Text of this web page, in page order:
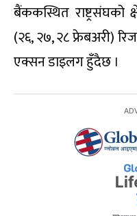
बैंककस्थित राष्ट्रसंघको
(२६, २७, २८ फ्रेबअरी)
एक्सन डाइलग हुँदैछ ।